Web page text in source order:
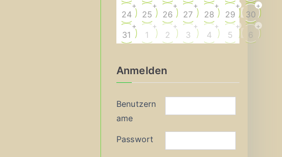
24
+
25
+
26
+
27
+
28
+
29
+
30
+
31
+
1
+
2
+
3
+
4
+
5
+
6
+
Anmelden
Benutzern
ame
Passwort